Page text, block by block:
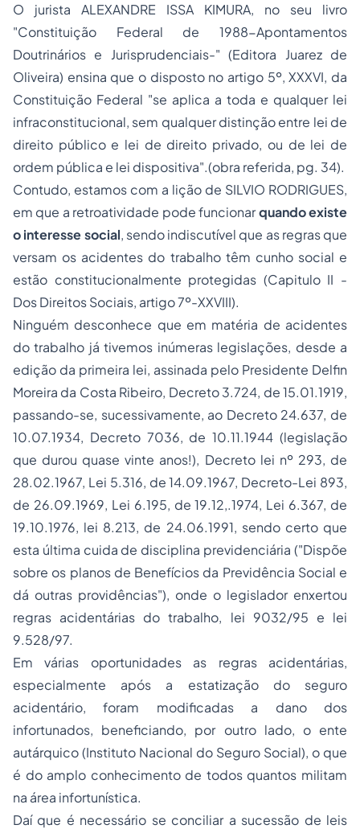
O jurista ALEXANDRE ISSA KIMURA, no seu livro
"Constituição Federal de 1988-Apontamentos
Doutrinários e Jurisprudenciais-" (Editora Juarez de
Oliveira) ensina que o disposto no artigo 5º, XXXVI, da
Constituição Federal "se aplica a toda e qualquer lei
infraconstitucional, sem qualquer distinção entre lei de
direito público e lei de direito privado, ou de lei de
ordem pública e lei dispositiva".(obra referida, pg. 34).
Contudo, estamos com a lição de SILVIO RODRIGUES,
em que a retroatividade pode funcionarquando existe
o interesse social, sendo indiscutível que as regras que
versam os acidentes do trabalho têm cunho social e
estão constitucionalmente protegidas (Capitulo II -
Dos Direitos Sociais, artigo 7º-XXVIII).
Ninguém desconhece que em matéria de acidentes
do trabalho já tivemos inúmeras legislações, desde a
edição da primeira lei, assinada pelo Presidente Delfin
Moreira da Costa Ribeiro, Decreto 3.724, de 15.01.1919,
passando-se, sucessivamente, ao Decreto 24.637, de
10.07.1934, Decreto 7036, de 10.11.1944 (legislação
que durou quase vinte anos!), Decreto lei nº 293, de
28.02.1967, Lei 5.316, de 14.09.1967, Decreto-Lei 893,
de 26.09.1969, Lei 6.195, de 19.12,.1974, Lei 6.367, de
19.10.1976, lei 8.213, de 24.06.1991, sendo certo que
esta última cuida de disciplina previdenciária ("Dispõe
sobre os planos de Benefícios da Previdência Social e
dá outras providências"), onde o legislador enxertou
regras acidentárias do trabalho, lei 9032/95 e lei
9.528/97.
Em várias oportunidades as regras acidentárias,
especialmente após a estatização do seguro
acidentário, foram modificadas a dano dos
infortunados, beneficiando, por outro lado, o ente
autárquico (Instituto Nacional do Seguro Social), o que
é do amplo conhecimento de todos quantos militam
na área infortunística.
Daí que é necessário se conciliar a sucessão de leis